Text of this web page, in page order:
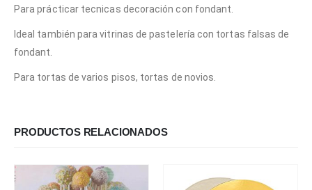
Para prácticar tecnicas decoración con fondant.
Ideal también para vitrinas de pastelería con tortas falsas de
fondant.
Para tortas de varios pisos, tortas de novios.
PRODUCTOS RELACIONADOS